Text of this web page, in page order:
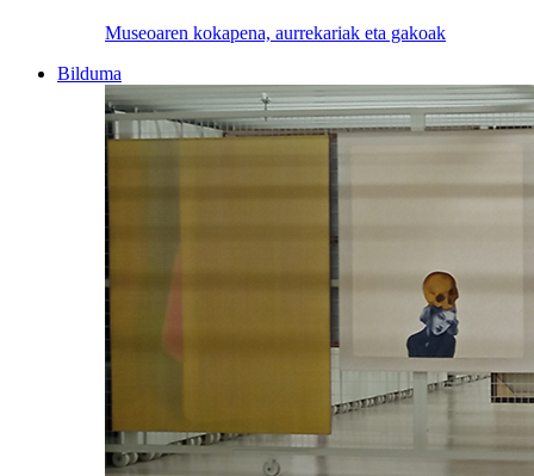
Museoaren kokapena, aurrekariak eta gakoak
Bilduma